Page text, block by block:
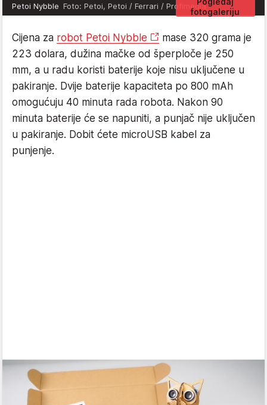
fotogaleriju
Petoi Nybble Foto: Petoi, Petoi / Ferrari / Profimedia
Cijena za robot Petoi Nybble
mase 320 grama je
223 dolara, dužina mačke od šperploče je 250
mm, a u radu koristi baterije koje nisu uključene u
pakiranje. Dvije baterije kapaciteta po 800 mAh
omogućuju 40 minuta rada robota. Nakon 90
minuta baterije će se napuniti, a punjač nije uključen
u pakiranje. Dobit ćete microUSB kabel za
punjenje.